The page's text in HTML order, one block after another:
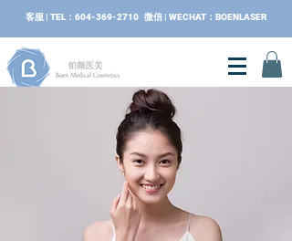
​客服 | TEL：604-369-2710 微信 | WECHAT：BOENLASER